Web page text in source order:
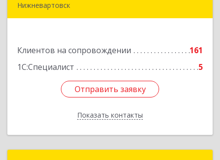
Нижневартовск
Клиентов на сопровождении
161
1С:Специалист
5
Отправить заявку
Показать контакты
Подробнее
Отправить заявку
Назад